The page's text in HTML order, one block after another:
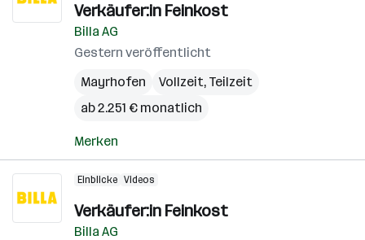
Verkäufer:in Feinkost
Billa AG
Gestern veröffentlicht
Mayrhofen
Vollzeit, Teilzeit
ab 2.251 € monatlich
Merken
Einblicke Videos
Verkäufer:in Feinkost
Billa AG